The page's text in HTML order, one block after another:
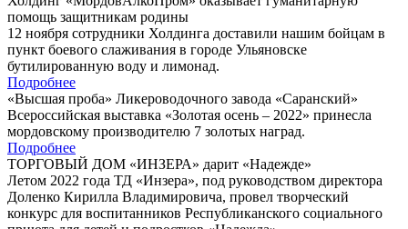
помощь защитникам родины
12 ноября сотрудники Холдинга доставили нашим бойцам в
пункт боевого слаживания в городе Ульяновске
бутилированную воду и лимонад.
Подробнее
«Высшая проба» Ликероводочного завода «Саранский»
Всероссийская выставка «Золотая осень – 2022» принесла
мордовскому производителю 7 золотых наград.
Подробнее
ТОРГОВЫЙ ДОМ «ИНЗЕРА» дарит «Надежде»
Летом 2022 года ТД «Инзера», под руководством директора
Доленко Кирилла Владимировича, провел творческий
конкурс для воспитанников Республиканского социального